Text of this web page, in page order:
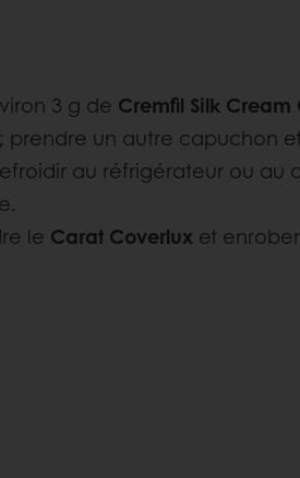
3 g de Cremfil Silk Cream
prendre un autre capuchon
au réfrigérateur ou au
le Carat Coverlux et